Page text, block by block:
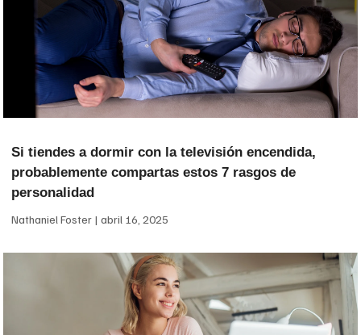
Si tiendes a dormir con la televisión encendida,
probablemente compartas estos 7 rasgos de
personalidad
Nathaniel Foster abril 16, 2025